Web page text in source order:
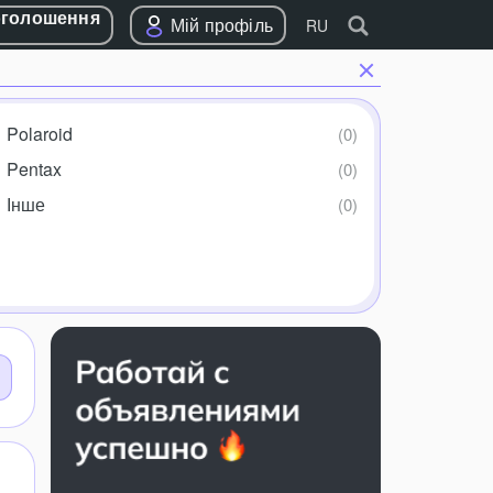
RU
Мій профіль
Polaroid
Pentax
Інше